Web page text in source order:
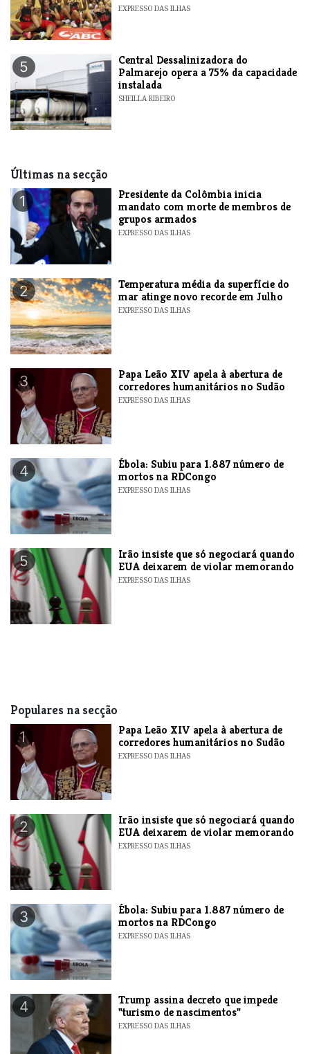
EXPRESSO DAS ILHAS
5
Central Dessalinizadora do
Palmarejo opera a 75% da capacidade
instalada
SHEILLA RIBEIRO
Últimas na secção
1
Presidente da Colômbia inicia
mandato com morte de membros de
grupos armados
EXPRESSO DAS ILHAS
2
Temperatura média da superfície do
mar atinge novo recorde em Julho
EXPRESSO DAS ILHAS
3
​Papa Leão XIV apela à abertura de
corredores humanitários no Sudão
EXPRESSO DAS ILHAS
4
​Ébola: Subiu para 1.887 número de
mortos na RDCongo
EXPRESSO DAS ILHAS
5
​Irão insiste que só negociará quando
EUA deixarem de violar memorando
EXPRESSO DAS ILHAS
Populares na secção
1
​Papa Leão XIV apela à abertura de
corredores humanitários no Sudão
EXPRESSO DAS ILHAS
2
​Irão insiste que só negociará quando
EUA deixarem de violar memorando
EXPRESSO DAS ILHAS
3
​Ébola: Subiu para 1.887 número de
mortos na RDCongo
EXPRESSO DAS ILHAS
4
Trump assina decreto que impede
"turismo de nascimentos"
EXPRESSO DAS ILHAS